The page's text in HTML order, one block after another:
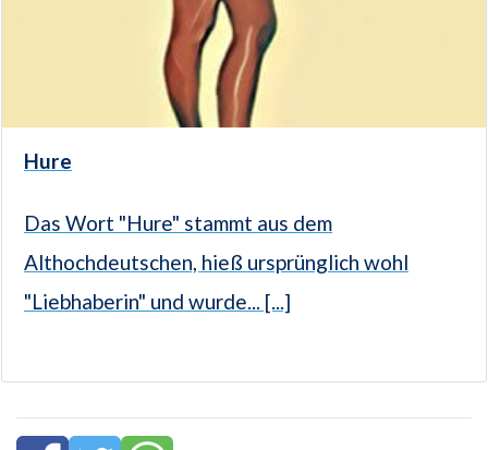
Hure
Das Wort "Hure" stammt aus dem
Althochdeutschen, hieß ursprünglich wohl
"Liebhaberin" und wurde... [...]